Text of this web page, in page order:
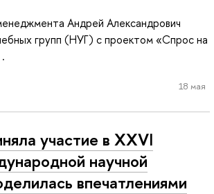
Андрей Александрович
групп (НУГ) с проектом «Спрос на
18 мая
участие в XXVI
научной
впечатлениями